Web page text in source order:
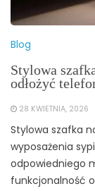
Blog
Stylowa
odłożyć
28 KWIETNIA, 2026
Stylowa szafka
wyposażenia
odpowiedniego
funkcjonalność